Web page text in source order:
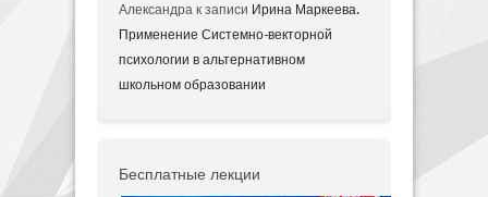
Александра к записи Ирина Маркеева.
Применение Системно-векторной
психологии в альтернативном
школьном образовании
Бесплатные лекции